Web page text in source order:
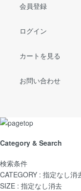
会員登録
ログイン
カートを見る
お問い合わせ
Category & Search
検索条件
CATEGORY : 指定なし消
SIZE : 指定なし消去